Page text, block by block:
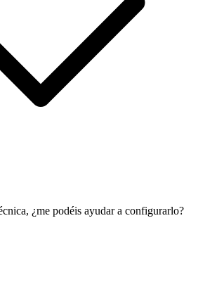
¿me podéis ayudar a configurarlo?